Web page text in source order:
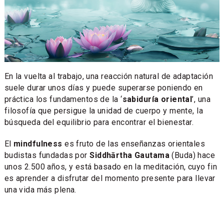
En la vuelta al trabajo, una reacción natural de adaptación
suele durar unos días y puede superarse poniendo en
práctica los fundamentos de la ‘sabiduría oriental’, una
filosofía que persigue la unidad de cuerpo y mente, la
búsqueda del equilibrio para encontrar el bienestar.
El mindfulness es fruto de las enseñanzas orientales
budistas fundadas porSiddhārtha Gautama (Buda) hace
unos 2.500 años, y está basado en la meditación, cuyo fin
es aprender a disfrutar del momento presente para llevar
una vida más plena.